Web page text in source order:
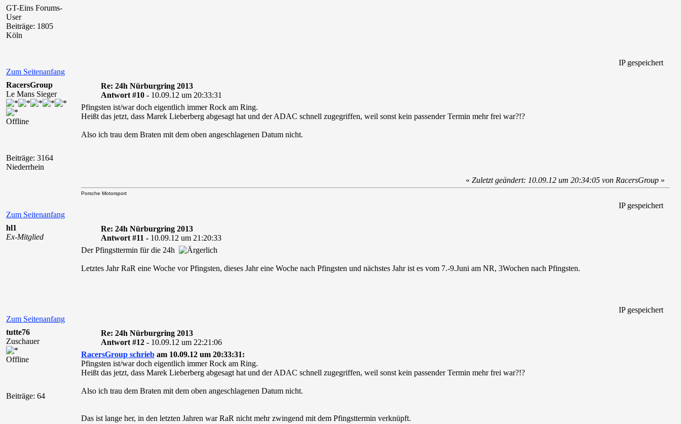
GT-Eins Forums-
User
Beiträge: 1805
Köln
Zum Seitenanfang
IP gespeichert
RacersGroup
Le Mans Sieger
Offline
Beiträge: 3164
Niederrhein
Re: 24h Nürburgring 2013
Antwort #10 - 10.09.12 um 20:33:31
Pfingsten ist/war doch eigentlich immer Rock am Ring.
Heißt das jetzt, dass Marek Lieberberg abgesagt hat und der ADAC schnell zugegriffen, weil sonst kein passender Termin mehr frei war?!?
Also ich trau dem Braten mit dem oben angeschlagenen Datum nicht.
Zum Seitenanfang
«Zuletzt geändert: 10.09.12 um 20:34:05 von RacersGroup »
Porsche Motorsport
IP gespeichert
hl1
Ex-Mitglied
Re: 24h Nürburgring 2013
Antwort #11 - 10.09.12 um 21:20:33
Der Pfingsttermin für die 24h
Letztes Jahr RaR eine Woche vor Pfingsten, dieses Jahr eine Woche nach Pfingsten und nächstes Jahr ist es vom 7.-9.Juni am NR, 3Wochen nach Pfingsten.
Zum Seitenanfang
IP gespeichert
tutte76
Zuschauer
Offline
Beiträge: 64
Re: 24h Nürburgring 2013
Antwort #12 - 10.09.12 um 22:21:06
RacersGroup schrieb am 10.09.12 um 20:33:31:
Pfingsten ist/war doch eigentlich immer Rock am Ring.
Heißt das jetzt, dass Marek Lieberberg abgesagt hat und der ADAC schnell zugegriffen, weil sonst kein passender Termin mehr frei war?!?
Also ich trau dem Braten mit dem oben angeschlagenen Datum nicht.
Das ist lange her, in den letzten Jahren war RaR nicht mehr zwingend mit dem Pfingsttermin verknüpft.